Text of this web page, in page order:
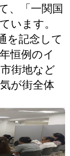
、「一関国
います。
を記念して
恒例のイ
街地など
が街全体